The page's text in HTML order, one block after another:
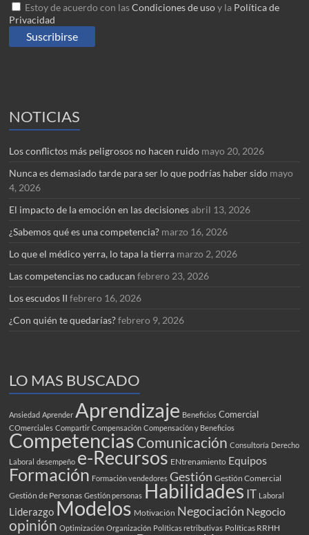
Estoy de acuerdo con lasCondiciones de usoy la Política de
Privacidad
NOTICIAS
Los conflictos más peligrosos no hacen ruido mayo 20, 2026
Nunca es demasiado tarde para ser lo que podrías haber sido mayo
4, 2026
El impacto de la emoción en las decisiones abril 13, 2026
¿Sabemos qué es una competencia? marzo 16, 2026
Lo que el médico yerra, lo tapa la tierra marzo 2, 2026
Las competencias no caducan febrero 23, 2026
Los escudos II febrero 16, 2026
¿Con quién te quedarías? febrero 9, 2026
LO MAS BUSCADO
Ansiedad Aprender Aprendizaje Beneficios Comercial
COmerciales Compartir Compensación Compensación y Beneficios
Competencias Comunicación Consultoría Derecho
Laboral desempeño e-Recursos ENtrenamiento Equipos
Formación Formación vendedores Gestión Gestión Comercial
Gestión de Personas Gestión personas Habilidades IT Laboral
Liderazgo Modelos Motivación Negociación Negocio
opinión Optimización Organización Políticas retributivas Políticas RRHH